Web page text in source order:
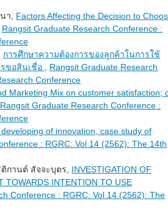
า, Factors Affecting the Decision to
Rangsit Graduate Research Conference :
การศึกษาความต้องการของลูกค้าในการใช้
ขอสินเชื่อ
Rangsit Graduate Research
Conference
Marketing Mix on customer satisfaction;
Rangsit Graduate Research Conference :
of innovation, case study of
: RGRC: Vol 14 (2562): The 14th
านต์ สัจจะบุตร, INVESTIGATION OF
TOWARDS INTENTION TO USE
Conference : RGRC: Vol 14 (2562): The